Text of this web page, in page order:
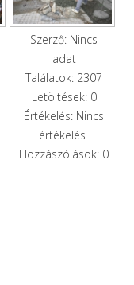
Szerző: Nincs
adat
Találatok: 2307
Letöltések: 0
Értékelés: Nincs
értékelés
Hozzászólások: 0